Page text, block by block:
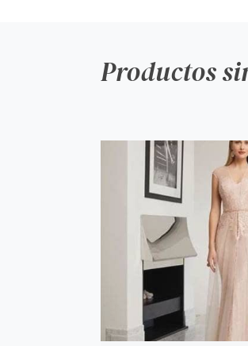
Productos